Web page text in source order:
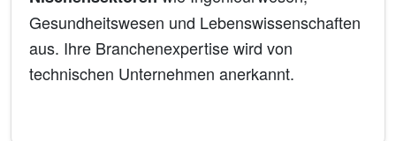
Gesundheitswesen und Lebenswissenschaften
aus. Ihre Branchenexpertise wird von
technischen Unternehmen anerkannt.